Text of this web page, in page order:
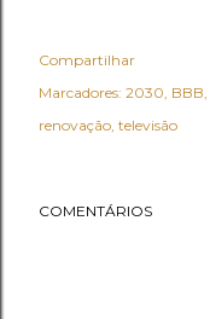
Compartilhar
Marcadores: 2030 BBB
renovação televisão
COMENTÁRIOS